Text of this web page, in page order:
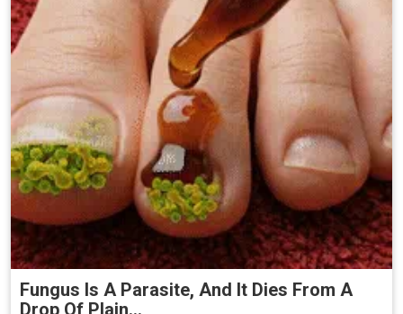
Fungus Is A Parasite, And It Dies From A
Drop Of Plain...